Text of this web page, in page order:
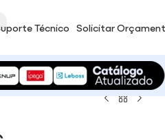
Técnico Solicitar